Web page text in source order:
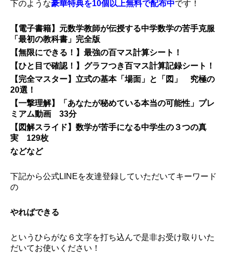
下のような豪華特典を10個以上無料で配布中です！
【電子書籍】元数学教師が伝授する中学数学の苦手克服
「最初の教科書」完全版
【無限にできる！】最強の百マス計算シート！
【ひと目で確認！】グラフつき百マス計算記録シート！
【完全マスター】立式の基本「場面」と「図」 究極の
20選！
【一撃理解】「あなたが秘めている本当の可能性」プレ
ミアム動画 33分
【図解スライド】数学が苦手になる中学生の３つの真
実 129枚
などなど
下記から公式LINEを友達登録していただいてキーワード
の
やればできる
というひらがな６文字を打ち込んで是非お受け取りいた
だいてお使いください！